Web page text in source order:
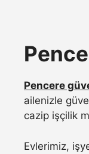
Pencere
ailenizle
cazip işçilik
Evlerimiz,